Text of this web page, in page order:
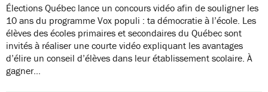
Élections Québec lance un concours vidéo afin de souligner les
10 ans du programme Vox populi : ta démocratie à l’école. Les
élèves des écoles primaires et secondaires du Québec sont
invités à réaliser une courte vidéo expliquant les avantages
d’élire un conseil d’élèves dans leur établissement scolaire. À
gagner…